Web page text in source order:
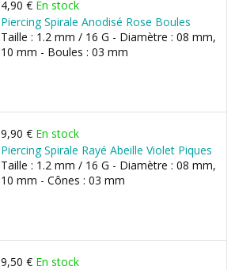
4,90 € En stock
Piercing Spirale Anodisé Rose Boules
Taille : 1.2 mm / 16 G - Diamètre : 08 mm,
10 mm - Boules : 03 mm
9,90 € En stock
Piercing Spirale Rayé Abeille Violet Piques
Taille : 1.2 mm / 16 G - Diamètre : 08 mm,
10 mm - Cônes : 03 mm
9,50 € En stock